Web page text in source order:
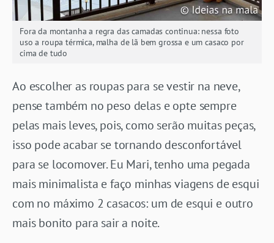
Fora da montanha a regra das camadas continua: nessa foto
uso a roupa térmica, malha de lã bem grossa e um casaco por
cima de tudo
Ao escolher as roupas para se vestir na neve,
pense também no peso delas e opte sempre
pelas mais leves, pois, como serão muitas peças,
isso pode acabar se tornando desconfortável
para se locomover. Eu Mari, tenho uma pegada
mais minimalista e faço minhas viagens de esqui
com no máximo 2 casacos: um de esqui e outro
mais bonito para sair a noite.